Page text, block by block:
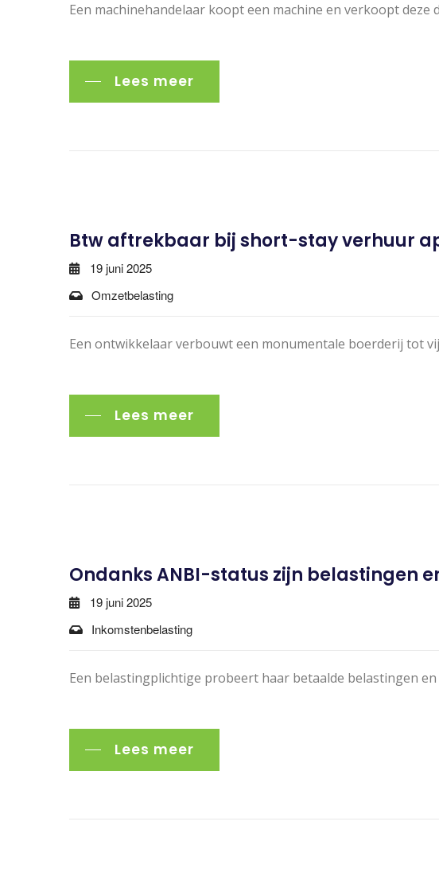
Een machinehandelaar koopt een machine en verkoopt
Lees meer
Btw aftrekbaar bij short-stay verhuur
19 juni 2025
Omzetbelasting
Een ontwikkelaar verbouwt een monumentale boerderij tot
Lees meer
Ondanks ANBI-status zijn belastingen
19 juni 2025
Inkomstenbelasting
Een belastingplichtige probeert haar betaalde belastingen
Lees meer